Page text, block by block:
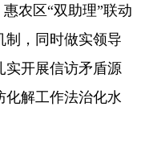
农区“双助理”联动
制，同时做实领导
实开展信访矛盾源
化解工作法治化水